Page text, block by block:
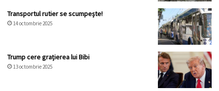
Transportul rutier se scumpește!
14 octombrie 2025
Trump cere grațierea lui Bibi
13 octombrie 2025